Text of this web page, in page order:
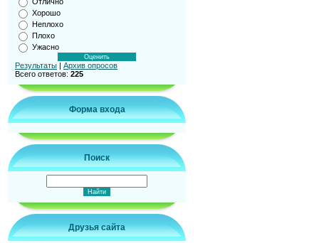
Хорошо
Неплохо
Плохо
Ужасно
Результаты | Архив опросов
Всего ответов: 225
Форма входа
Поиск
Друзья сайта